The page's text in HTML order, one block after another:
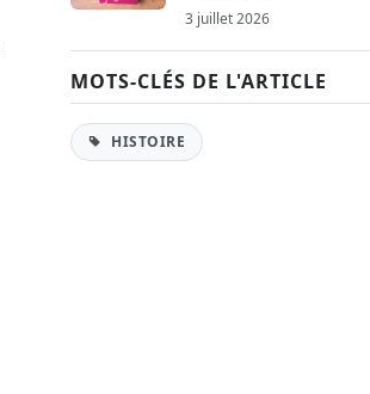
3 juillet 2026
MOTS-CLÉS DE L'ARTICLE
HISTOIRE